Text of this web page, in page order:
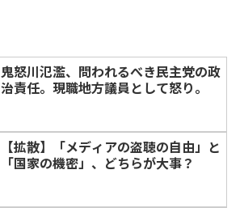
鬼怒川氾濫、問われるべき民主党の政
治責任。現職地方議員として怒り。
【拡散】「メディアの盗聴の自由」と
「国家の機密」、どちらが大事？